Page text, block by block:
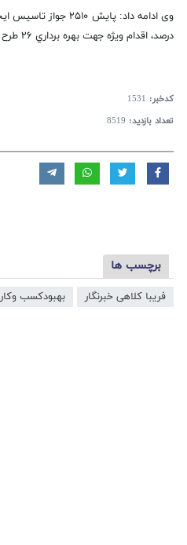
درصد، اقدام ويژه جهت بهره برداري ۲۶ طرح داراي اولويت تا پايان سال و نظارت و بازرسي جهت مهار تورم عنوان کرد.
کدخبر: 1531
تعداد بازدید: 8519
برچسب ها
فریبا کلاهی خبرنگار بهبودکسب وکار